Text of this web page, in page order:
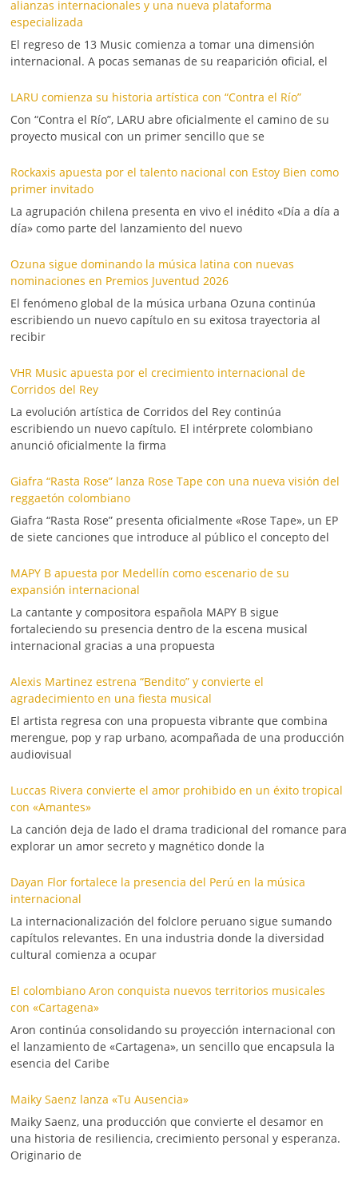
alianzas internacionales y una nueva plataforma
especializada
El regreso de 13 Music comienza a tomar una dimensión
internacional. A pocas semanas de su reaparición oficial, el
LARU comienza su historia artística con “Contra el Río”
Con “Contra el Río”, LARU abre oficialmente el camino de su
proyecto musical con un primer sencillo que se
Rockaxis apuesta por el talento nacional con Estoy Bien como
primer invitado
La agrupación chilena presenta en vivo el inédito «Día a día a
día» como parte del lanzamiento del nuevo
Ozuna sigue dominando la música latina con nuevas
nominaciones en Premios Juventud 2026
El fenómeno global de la música urbana Ozuna continúa
escribiendo un nuevo capítulo en su exitosa trayectoria al
recibir
VHR Music apuesta por el crecimiento internacional de
Corridos del Rey
La evolución artística de Corridos del Rey continúa
escribiendo un nuevo capítulo. El intérprete colombiano
anunció oficialmente la firma
Giafra “Rasta Rose” lanza Rose Tape con una nueva visión del
reggaetón colombiano
Giafra “Rasta Rose” presenta oficialmente «Rose Tape», un EP
de siete canciones que introduce al público el concepto del
MAPY B apuesta por Medellín como escenario de su
expansión internacional
La cantante y compositora española MAPY B sigue
fortaleciendo su presencia dentro de la escena musical
internacional gracias a una propuesta
Alexis Martinez estrena “Bendito” y convierte el
agradecimiento en una fiesta musical
El artista regresa con una propuesta vibrante que combina
merengue, pop y rap urbano, acompañada de una producción
audiovisual
Luccas Rivera convierte el amor prohibido en un éxito tropical
con «Amantes»
La canción deja de lado el drama tradicional del romance para
explorar un amor secreto y magnético donde la
Dayan Flor fortalece la presencia del Perú en la música
internacional
La internacionalización del folclore peruano sigue sumando
capítulos relevantes. En una industria donde la diversidad
cultural comienza a ocupar
El colombiano Aron conquista nuevos territorios musicales
con «Cartagena»
Aron continúa consolidando su proyección internacional con
el lanzamiento de «Cartagena», un sencillo que encapsula la
esencia del Caribe
Maiky Saenz lanza «Tu Ausencia»
Maiky Saenz, una producción que convierte el desamor en
una historia de resiliencia, crecimiento personal y esperanza.
Originario de